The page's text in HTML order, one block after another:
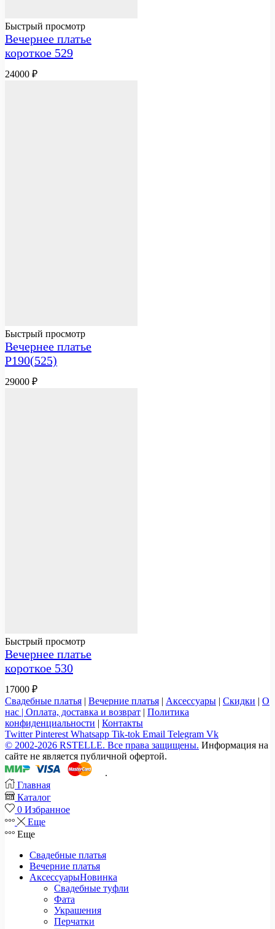
Быстрый просмотр
Вечернее платье
короткое 529
24000 ₽
Быстрый просмотр
Вечернее платье
Р190(525)
29000 ₽
Быстрый просмотр
Вечернее платье
короткое 530
17000 ₽
Свадебные платья | Вечерние платья | Аксессуары | Скидки | О
нас | Оплата, доставка и возврат | Политика
конфиденциальности | Контакты
Twitter Pinterest Whatsapp Tik-tok Email Telegram Vk
© 2002-2026 RSTELLE. Все права защищены. Информация на
сайте не является публичной офертой.
.
Главная
Каталог
0 Избранное
Еще
Еще
Свадебные платья
Вечерние платья
АксессуарыНовинка
Свадебные туфли
Фата
Украшения
Перчатки